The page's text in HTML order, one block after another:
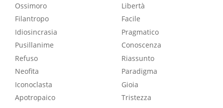
Ossimoro
Filantropo
Idiosincrasia
Pusillanime
Refuso
Neofita
Iconoclasta
Apotropaico
Libertà
Facile
Pragmatico
Conoscenza
Riassunto
Paradigma
Gioia
Tristezza